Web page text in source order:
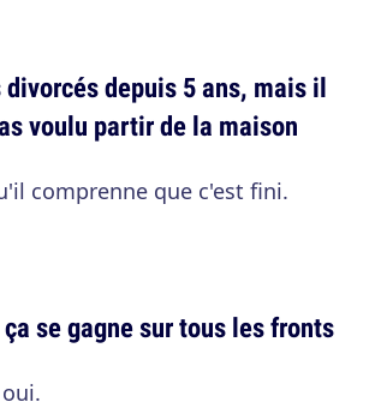
divorcés depuis 5 ans, mais il
voulu partir de la maison
comprenne que c'est fini.
se gagne sur tous les fronts